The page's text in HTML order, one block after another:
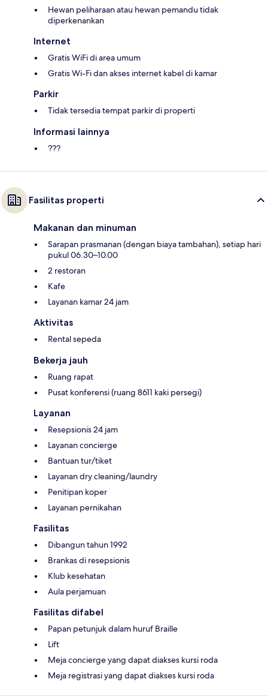
Hewan peliharaan atau hewan pemandu tidak
diperkenankan
Internet
Gratis WiFi di area umum
Gratis Wi-Fi dan akses internet kabel di kamar
Parkir
Tidak tersedia tempat parkir di properti
Informasi lainnya
???
Fasilitas properti
Makanan dan minuman
Sarapan prasmanan (dengan biaya tambahan), setiap hari
pukul 06.30–10.00
2 restoran
Kafe
Layanan kamar 24 jam
Aktivitas
Rental sepeda
Bekerja jauh
Ruang rapat
Pusat konferensi (ruang 8611 kaki persegi)
Layanan
Resepsionis 24 jam
Layanan concierge
Bantuan tur/tiket
Layanan dry cleaning/laundry
Penitipan koper
Layanan pernikahan
Fasilitas
Dibangun tahun 1992
Brankas di resepsionis
Klub kesehatan
Aula perjamuan
Fasilitas difabel
Papan petunjuk dalam huruf Braille
Lift
Meja concierge yang dapat diakses kursi roda
Meja registrasi yang dapat diakses kursi roda